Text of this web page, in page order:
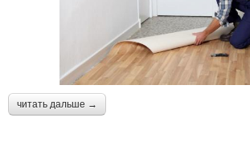
читать дальше →